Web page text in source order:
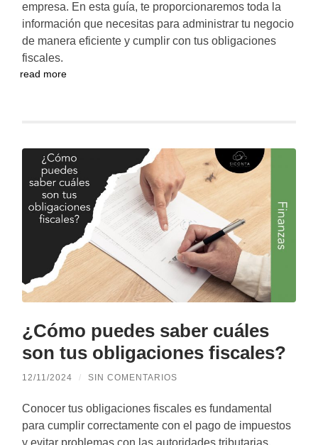
empresa. En esta guía, te proporcionaremos toda la
información que necesitas para administrar tu negocio
de manera eficiente y cumplir con tus obligaciones
fiscales.
read more
¿Cómo puedes saber cuáles
son tus obligaciones fiscales?
12/11/2024 / SIN COMENTARIOS
Conocer tus obligaciones fiscales es fundamental
para cumplir correctamente con el pago de impuestos
y evitar problemas con las autoridades tributarias.